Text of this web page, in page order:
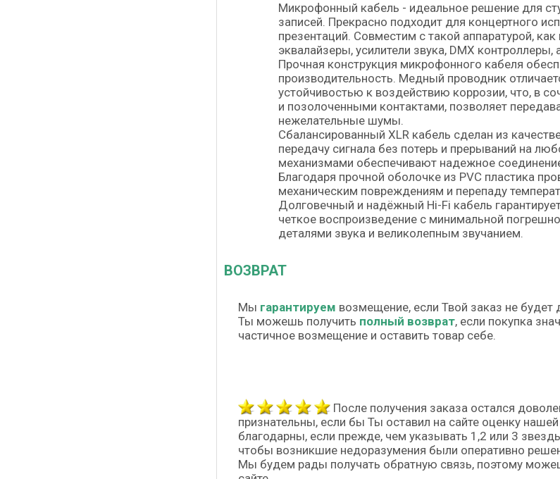
Микрофонный кабель - идеальное решение для
записей. Прекрасно подходит для концертного
презентаций. Совместим с такой аппаратурой,
эквалайзеры, усилители звука, DMX
Прочная конструкция микрофонного кабеля
производительность. Медный проводник
устойчивостью к воздействию коррозии, что, в
и позолоченными контактами, позволяет
нежелательные шумы.
Сбалансированный XLR кабель сделан из
передачу сигнала без потерь и прерываний на
механизмами обеспечивают надежное
Благодаря прочной оболочке из PVC пластика
механическим повреждениям и перепаду
Долговечный и надёжный Hi-Fi кабель
четкое воспроизведение с минимальной
деталями звука и великолепным звучанием.
ВОЗВРАТ
Мы гарантируем возмещение, если Твой заказ не
Ты можешь получить полный возврат, если покупка
частичное возмещение и оставить товар себе.
После получения заказа остался
признательны, если бы Ты оставил на сайте оценку
благодарны, если прежде, чем указывать 1,2 или 3
чтобы возникшие недоразумения были оперативно
Мы будем рады получать обратную связь, поэтому